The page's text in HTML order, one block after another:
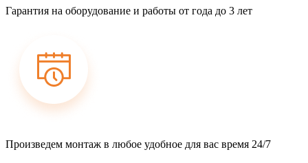
Гарантия на оборудование и работы от года до 3 лет
Произведем монтаж в любое удобное для вас время 24/7